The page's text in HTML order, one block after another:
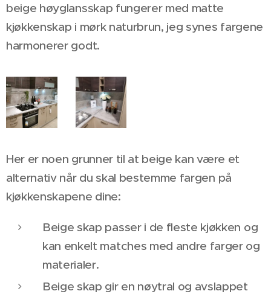
beige høyglansskap fungerer med matte
kjøkkenskap i mørk naturbrun, jeg synes fargene
harmonerer godt.
Her er noen grunner til at beige kan være et
alternativ når du skal bestemme fargen på
kjøkkenskapene dine:
Beige skap passer i de fleste kjøkken og
kan enkelt matches med andre farger og
materialer.
Beige skap gir en nøytral og avslappet